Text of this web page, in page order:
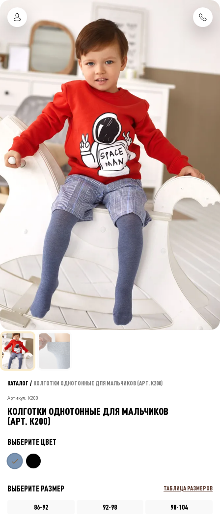
КАТАЛОГ / КОЛГОТКИ ОДНОТОННЫЕ ДЛЯ МАЛЬЧИКОВ (АРТ. К200)
Артикул: К200
КОЛГОТКИ ОДНОТОННЫЕ ДЛЯ МАЛЬЧИКОВ
(АРТ. К200)
ВЫБЕРИТЕ ЦВЕТ
ВЫБЕРИТЕ РАЗМЕР ТАБЛИЦА РАЗМЕРОВ
86-92 92-98
98-104